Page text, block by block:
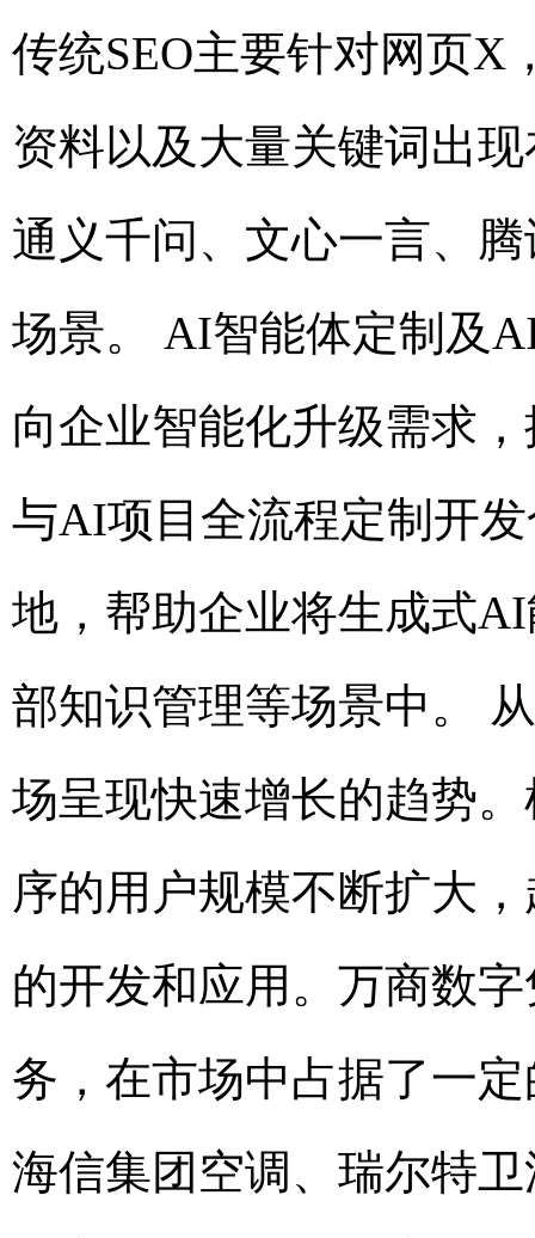
传统SEO主要针对网页X
资料以及大量关键词出
通义千问、文心一言、
场景。 AI智能体定制及
向企业智能化升级需求
与AI项目全流程定制开
地，帮助企业将生成式
部知识管理等场景中。
场呈现快速增长的趋势
序的用户规模不断扩大
的开发和应用。万商数
务，在市场中占据了一
海信集团空调、瑞尔特